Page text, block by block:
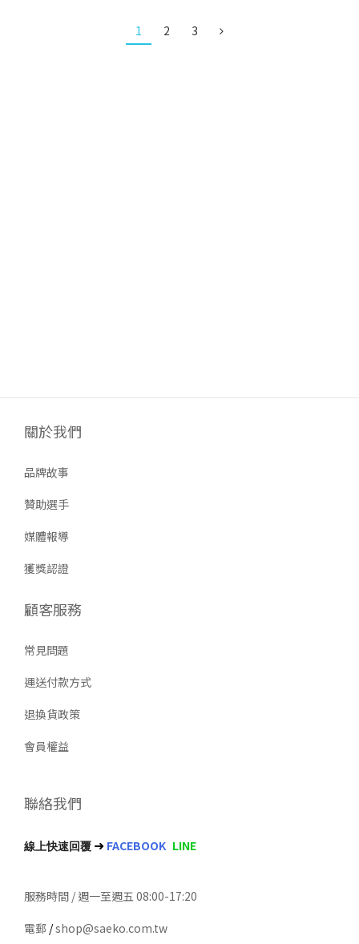
1 2 3
關於我們
品牌故事
贊助選手
媒體報導
獲獎認證
顧客服務
常見問題
運送付款方式
退換貨政策
會員權益
聯絡我們
線上快速回覆 ➜ FACEBOOK LINE
服務時間 / 週一至週五 08:00-17:20
電郵 /shop@saeko.com.tw